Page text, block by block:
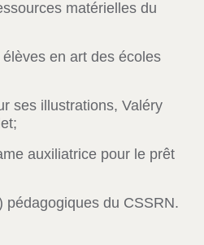
matérielles du
en art des écoles
ses illustrations, Valéry
auxiliatrice pour le prêt
pédagogiques du CSSRN.